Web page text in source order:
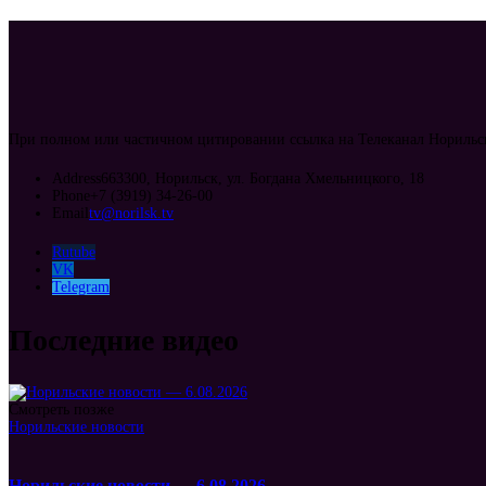
При полном или частичном цитировании ссылка на Телеканал
Address663300, Норильск, ул. Богдана Хмельницкого, 18
Phone +7 (3919) 34-26-00
Email tv@norilsk.tv
Rutube
VK
Telegram
Последние видео
Смотреть позже
Норильские новости